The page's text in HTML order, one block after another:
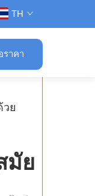
TH
ราคา
มัย
วย